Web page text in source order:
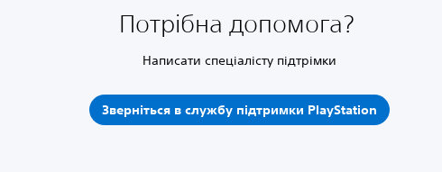
Потрібна допомога?
Написати спеціалісту підтрімки
Зверніться в службу підтримки PlayStation